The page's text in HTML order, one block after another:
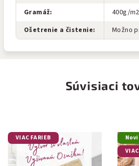
Gramáž:
400g/m2
Ošetrenie a čistenie: Možno
Súvisiaci
VIAC FARIEB